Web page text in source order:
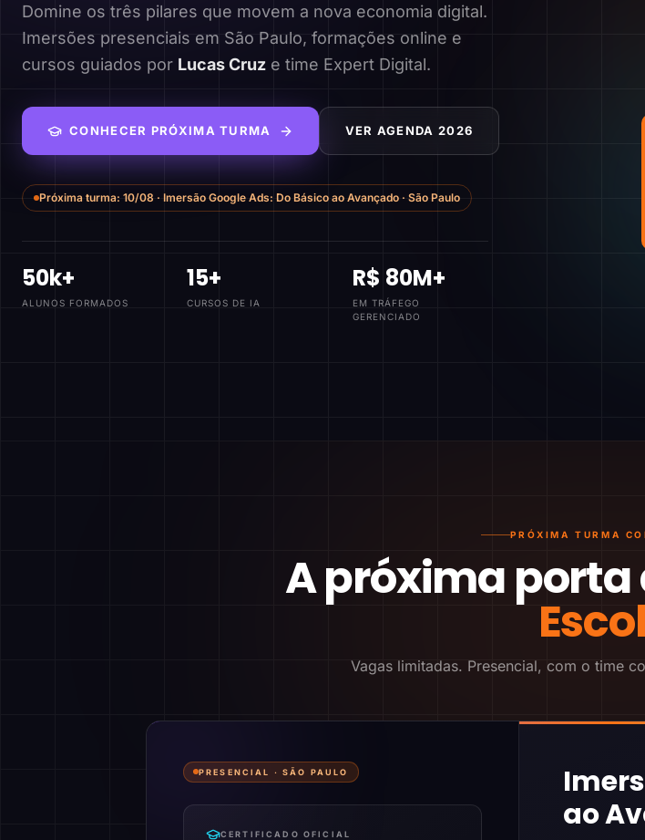
Domine os três pilares que movem a nova economia digital.
Imersões presenciais em São Paulo, formações online e
cursos guiados por Lucas Cruz e time Expert Digital.
CONHECER PRÓXIMA TURMA VER AGENDA 2026
Próxima turma: 10/08 · Imersão Google Ads: Do Básico ao Avançado · São Paulo
50k+
ALUNOS FORMADOS
15+
CURSOS DE IA
R$ 80M+
EM TRÁFEGO
GERENCIADO
PRÓXIMA TURMA
A próxima
Vagas limitadas. Presencial, com o time
PRESENCIAL ·SÃO PAULO
CERTIFICADO OFICIAL
ao